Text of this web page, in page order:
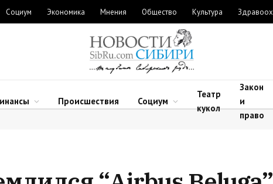
Социум Экономика Мнения Общество Культура
Происшествия Социум
Театр
кукол
Закон
и
право